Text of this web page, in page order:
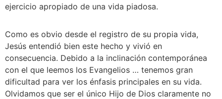
ejercicio apropiado de una vida piadosa.
Como es obvio desde el registro de su propia vida,
Jesús entendió bien este hecho y vivió en
consecuencia. Debido a la inclinación contemporánea
con el que leemos los Evangelios … tenemos gran
dificultad para ver los énfasis principales en su vida.
Olvidamos que ser el único Hijo de Dios claramente no